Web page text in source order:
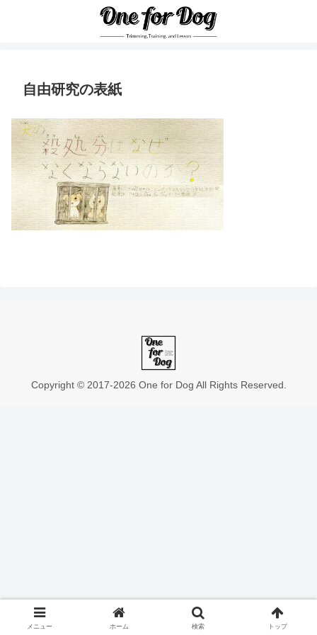
自由研究の表紙
Copyright © 2017-2026 One for Dog All Rights Reserved.
メニュー ホーム 検索 トップ